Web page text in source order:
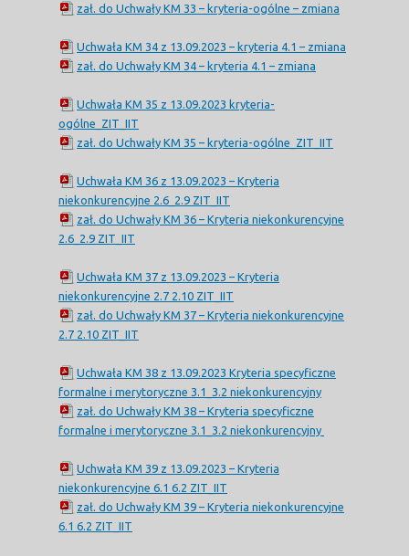
zał. do Uchwały KM 33 – kryteria-ogólne – zmiana
Uchwała KM 34 z 13.09.2023 – kryteria 4.1 – zmiana
zał. do Uchwały KM 34 – kryteria 4.1 – zmiana
Uchwała KM 35 z 13.09.2023 kryteria-
ogólne_ZIT_IIT
zał. do Uchwały KM 35 – kryteria-ogólne_ZIT_IIT
Uchwała KM 36 z 13.09.2023 – Kryteria
niekonkurencyjne 2.6_2.9 ZIT_IIT
zał. do Uchwały KM 36 – Kryteria niekonkurencyjne
2.6_2.9 ZIT_IIT
Uchwała KM 37 z 13.09.2023 – Kryteria
niekonkurencyjne 2.7 2.10 ZIT_IIT
zał. do Uchwały KM 37 – Kryteria niekonkurencyjne
2.7 2.10 ZIT_IIT
Uchwała KM 38 z 13.09.2023 Kryteria specyficzne
formalne i merytoryczne 3.1_3.2 niekonkurencyjny
zał. do Uchwały KM 38 – Kryteria specyficzne
formalne i merytoryczne 3.1_3.2 niekonkurencyjny
Uchwała KM 39 z 13.09.2023 – Kryteria
niekonkurencyjne 6.1 6.2 ZIT_IIT
zał. do Uchwały KM 39 – Kryteria niekonkurencyjne
6.1 6.2 ZIT_IIT